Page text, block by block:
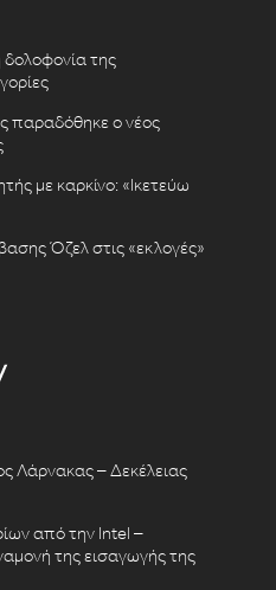
δολοφονία της
παραδόθηκε ο νέος
με καρκίνο: «Ικετεύω
Όζελ στις «εκλογές»
Λάρνακας – Δεκέλειας
από την Intel –
της εισαγωγής της